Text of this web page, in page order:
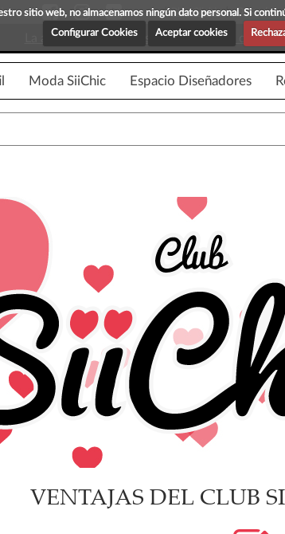
sitio web, no almacenamos ningún dato personal. Si
Configurar Cookies
Aceptar cookies
Blog Siichic ¡Descubre
La app para android esta en fase beta,
Moda SiiChic Espacio Diseñadores
VENTAJAS DEL CLUB